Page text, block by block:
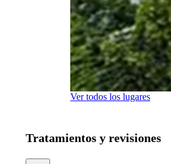
Ver todos los lugares
Tratamientos y revisiones